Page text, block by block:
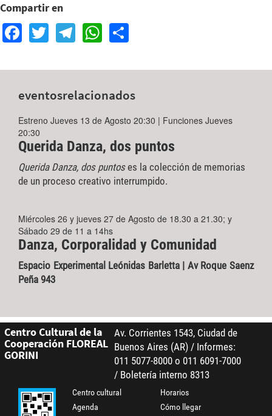
Compartir en
Facebook
TwitterTelegram
WhatsApp
eventosrelacionados
Estreno Jueves 13 de Agosto 20:30 | Funciones Jueves
20:30
Querida Danza, dos puntos
Querida Danza, dos puntoses la colección de memorias
de un proceso creativo interrumpido.
Miércoles 26 y jueves 27 de Agosto de 18.30 a 21.30; y
Sábado 29 de 11 a 14hs
Danza, Corporalidad y Comunidad
Espacio Experimental Leónidas Barletta | Av Roque Saenz
Peña 943
Centro Cultural de la
Cooperación FLOREAL
GORINI
Av. Corrientes 1543, Ciudad de
Buenos Aires (AR) / Informes:
011 5077-8000 o 011 6091-7000
/ Boletería interno 8313
Centro cultural
Agenda
Horarios
Cómo llegar